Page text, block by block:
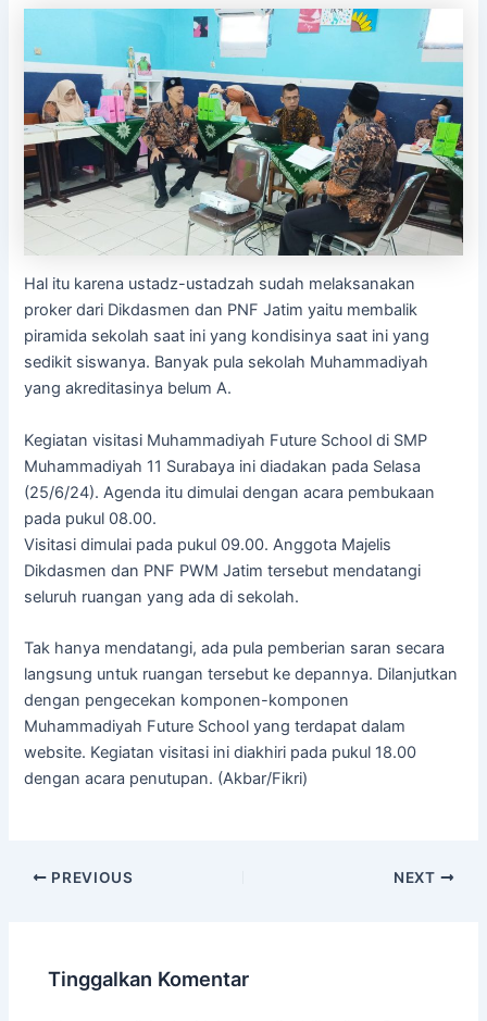
Hal itu karena ustadz-ustadzah sudah melaksanakan
proker dari Dikdasmen dan PNF Jatim yaitu membalik
piramida sekolah saat ini yang kondisinya saat ini yang
sedikit siswanya. Banyak pula sekolah Muhammadiyah
yang akreditasinya belum A.
Kegiatan visitasi Muhammadiyah Future School di SMP
Muhammadiyah 11 Surabaya ini diadakan pada Selasa
(25/6/24). Agenda itu dimulai dengan acara pembukaan
pada pukul 08.00.
Visitasi dimulai pada pukul 09.00. Anggota Majelis
Dikdasmen dan PNF PWM Jatim tersebut mendatangi
seluruh ruangan yang ada di sekolah.
Tak hanya mendatangi, ada pula pemberian saran secara
langsung untuk ruangan tersebut ke depannya. Dilanjutkan
dengan pengecekan komponen-komponen
Muhammadiyah Future School yang terdapat dalam
website. Kegiatan visitasi ini diakhiri pada pukul 18.00
dengan acara penutupan. (Akbar/Fikri)
PREVIOUS NEXT
Tinggalkan Komentar